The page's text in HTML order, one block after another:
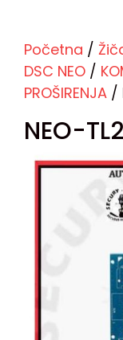
Početna /
DSC NEO /
PROŠIRENJA /
NEO-